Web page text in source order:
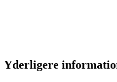
Yderligere